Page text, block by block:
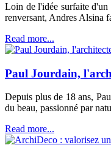
Loin de l'idée surfaite d'un
renversant, Andres Alsina
Read more...
Paul Jourdain,
Depuis plus de 18 ans,
du beau, passionné par
Read more...